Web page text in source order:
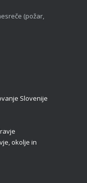
(požar,
Slovenije
okolje in